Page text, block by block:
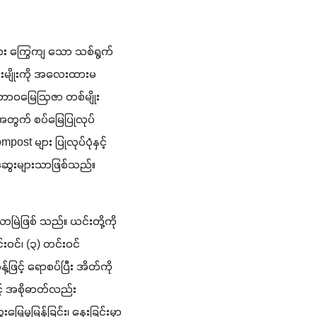
း ကြွေကျ သော သစ်ရွက်
မျိုးကို အလေးထားမ
မြေဩဇာ တစ်မျိုး
တွက် စပ်မြေပြုလုပ်
များ ပြုလုပ်ပုံနှင့်
းများသာဖြစ်သည်။
မြဲဖြစ် သည်။ ယင်းတို့ကို
၊ (၃) တင်းဝင်
ြင့် ရောစပ်ပြီး အိတ်ကို
င့် အစိုဓာတ်လည်း
န်ခြင်း၊ နှေးခြင်းမှာ